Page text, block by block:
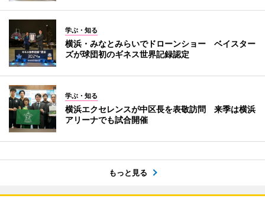
学ぶ・知る
横浜・みなとみらいでドローンショー ベイスター
ズが球団初のギネス世界記録認定
学ぶ・知る
横浜エクセレンスが中区長を表敬訪問 来季は横浜
アリーナでも試合開催
もっと見る